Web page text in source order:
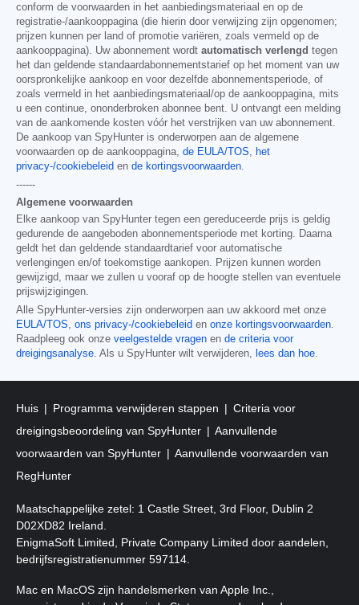
conform de voorwaarden in het aanbiedingsmateriaal en op de
registratie-/aankooppagina (die hierin door verwijzing zijn opgenomen;
prijzen kunnen per land of promotie variëren, zoals vermeld op de
aankooppagina). Uw abonnement wordt automatisch verlengd tegen
het dan geldende standaardabonnementstarief op het moment van uw
oorspronkelijke aankoop en voor dezelfde abonnementsperiode, of
zoals vermeld in het aanbiedingsmateriaal/op de aankooppagina, mits
u een continue, ononderbroken abonnee bent. U ontvangt een melding
van de aankomende kosten vóór het verstrijken van uw abonnement.
De aankoop van SpyHunter is onderworpen aan de algemene
voorwaarden op de aankooppagina, de EULA/TOS, het
privacy-/cookiebeleid en de kortingsvoorwaarden.
------
Algemene voorwaarden
Elke aankoop van SpyHunter tegen een gereduceerde prijs is geldig
gedurende de aangeboden abonnementsperiode met korting. Daarna
geldt het dan geldende standaardtarief voor automatische
verlengingen en/of toekomstige aankopen. Prijzen kunnen worden
gewijzigd, maar we zullen u vooraf op de hoogte stellen van eventuele
prijswijzigingen.
Alle SpyHunter-versies zijn onderworpen aan uw akkoord met onze
EULA/TOS, ons privacy-/cookiebeleid en onze kortingsvoorwaarden.
Raadpleeg ook onze veelgestelde vragen en de criteria voor
dreigingsanalyse. Als u SpyHunter wilt verwijderen, lees dan hoe.
Huis Programma verwijderen stappen
Criteria voor
dreigingsbeoordeling van SpyHunter
Aanvullende
voorwaarden van SpyHunter
Aanvullende voorwaarden van
RegHunter
Maatschappelijke zetel: 1 Castle Street, 3rd Floor, Dublin 2
D02XD82 Ireland.
EnigmaSoft Limited, Private Company Limited door aandelen,
bedrijfsregistratienummer 597114.
Mac en MacOS zijn handelsmerken van Apple Inc.,